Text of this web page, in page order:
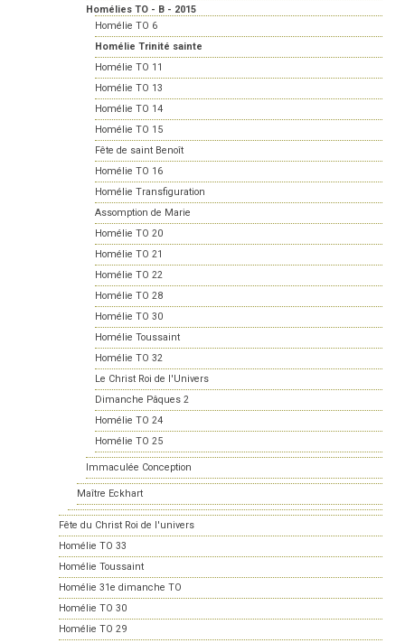
Homélies TO - B - 2015
Homélie TO 6
Homélie Trinité sainte
Homélie TO 11
Homélie TO 13
Homélie TO 14
Homélie TO 15
Fête de saint Benoît
Homélie TO 16
Homélie Transfiguration
Assomption de Marie
Homélie TO 20
Homélie TO 21
Homélie TO 22
Homélie TO 28
Homélie TO 30
Homélie Toussaint
Homélie TO 32
Le Christ Roi de l'Univers
Dimanche Pâques 2
Homélie TO 24
Homélie TO 25
Immaculée Conception
Maître Eckhart
Fête du Christ Roi de l'univers
Homélie TO 33
Homélie Toussaint
Homélie 31e dimanche TO
Homélie TO 30
Homélie TO 29